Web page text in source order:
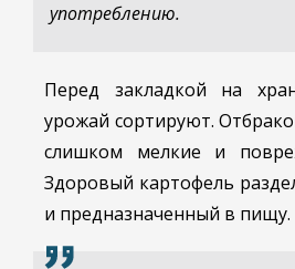
употреблению.
Перед закладкой на
урожай сортируют.
слишком мелкие и
Здоровый картофель
и предназначенный в пищу.